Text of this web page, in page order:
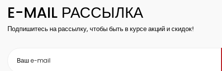
E-MAIL РАССЫЛКА
Подпишитесь на рассылку, чтобы быть в курсе акций и скидок!